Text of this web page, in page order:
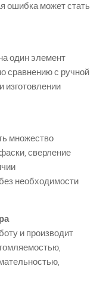
ошибка может стать
один элемент
сравнению с ручной
изготовлении
множество
сверление
необходимости
и производит